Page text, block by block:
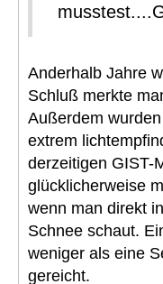
Anderhalb Jahre
Schluß merkte
Außerdem
extrem
derzeitigen GIST-
glücklicherweise
wenn man direkt
Schnee schaut.
weniger als eine
gereicht.